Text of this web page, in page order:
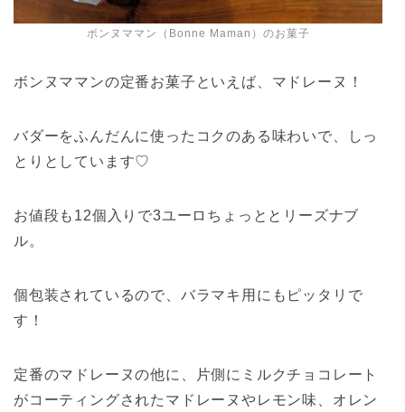
ボンヌママン（Bonne Maman）のお菓子
ボンヌママンの定番お菓子といえば、マドレーヌ！
バダーをふんだんに使ったコクのある味わいで、しっ
とりとしています♡
お値段も12個入りで3ユーロちょっととリーズナブ
ル。
個包装されているので、バラマキ用にもピッタリで
す！
定番のマドレーヌの他に、片側にミルクチョコレート
がコーティングされたマドレーヌやレモン味、オレン